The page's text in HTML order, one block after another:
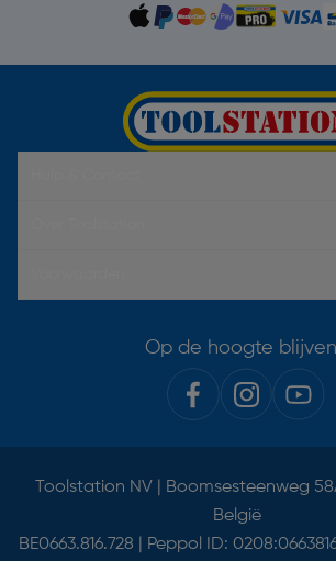
Op de hoogte
Toolstation NV | Boomsesteenweg
België
BE0663.816.728 | Peppol ID: